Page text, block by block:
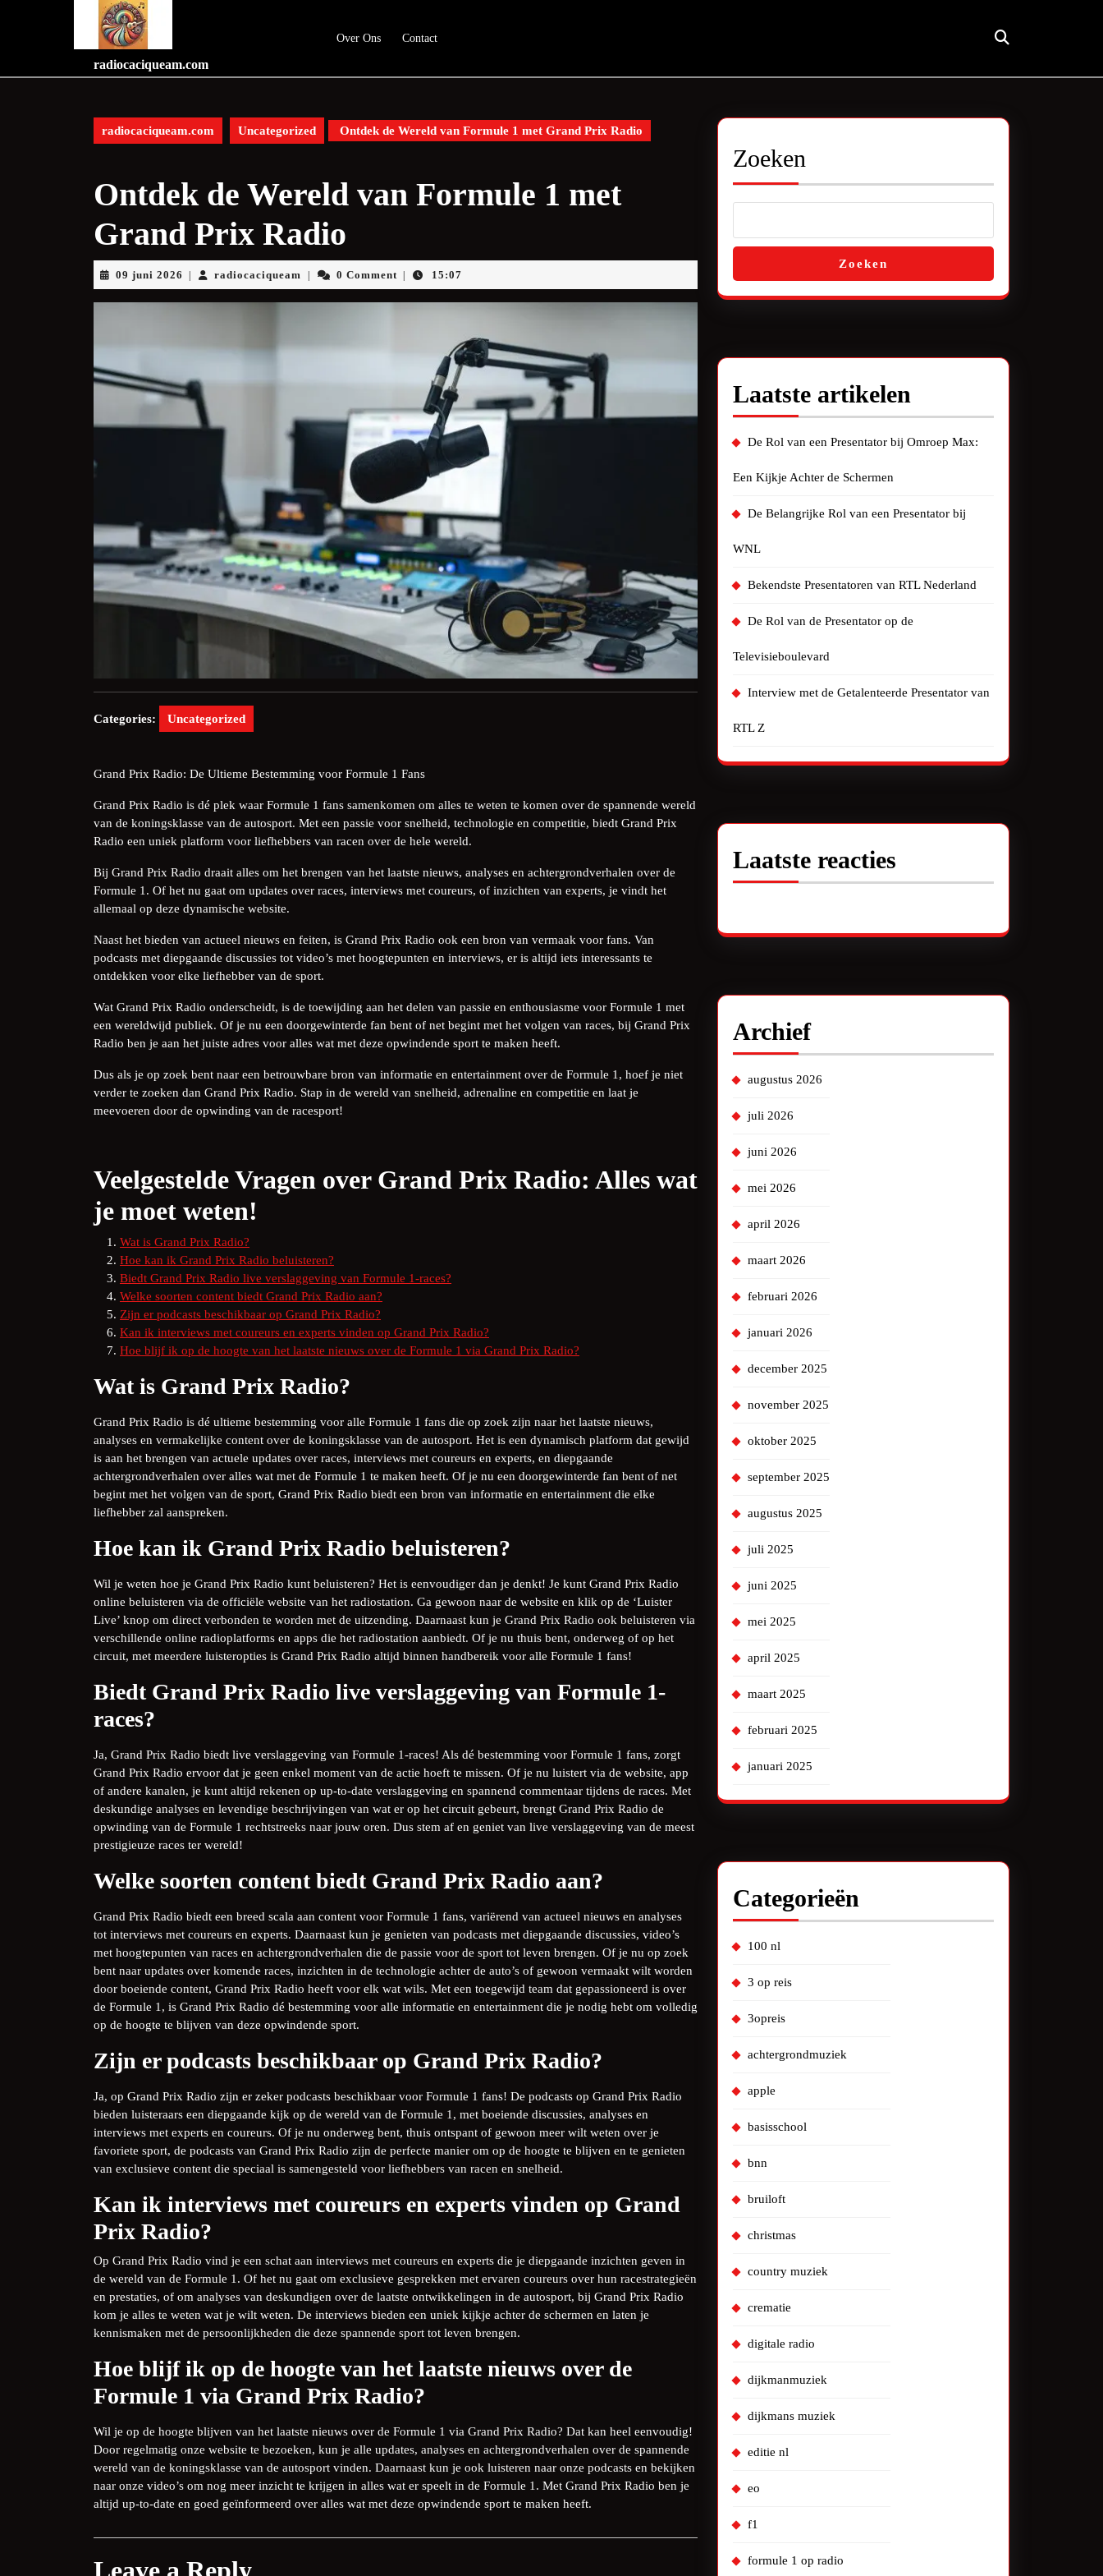
radiocaciqueam.com
Over Ons Contact
radiocaciqueam.com Uncategorized Ontdek de Wereld van Formule 1 met Grand Prix Radio
Ontdek de Wereld van Formule 1 met
Grand Prix Radio
09 juni 2026 09
juni
2026
radiocaciqueam radiocaciqueam
0 Comment 15:07
Categories: Uncategorized
Grand Prix Radio: De Ultieme Bestemming voor Formule 1 Fans
Grand Prix Radio is dé plek waar Formule 1 fans samenkomen om alles te weten te komen over de spannende wereld
van de koningsklasse van de autosport. Met een passie voor snelheid, technologie en competitie, biedt Grand Prix
Radio een uniek platform voor liefhebbers van racen over de hele wereld.
Bij Grand Prix Radio draait alles om het brengen van het laatste nieuws, analyses en achtergrondverhalen over de
Formule 1. Of het nu gaat om updates over races, interviews met coureurs, of inzichten van experts, je vindt het
allemaal op deze dynamische website.
Naast het bieden van actueel nieuws en feiten, is Grand Prix Radio ook een bron van vermaak voor fans. Van
podcasts met diepgaande discussies tot video’s met hoogtepunten en interviews, er is altijd iets interessants te
ontdekken voor elke liefhebber van de sport.
Wat Grand Prix Radio onderscheidt, is de toewijding aan het delen van passie en enthousiasme voor Formule 1 met
een wereldwijd publiek. Of je nu een doorgewinterde fan bent of net begint met het volgen van races, bij Grand Prix
Radio ben je aan het juiste adres voor alles wat met deze opwindende sport te maken heeft.
Dus als je op zoek bent naar een betrouwbare bron van informatie en entertainment over de Formule 1, hoef je niet
verder te zoeken dan Grand Prix Radio. Stap in de wereld van snelheid, adrenaline en competitie en laat je
meevoeren door de opwinding van de racesport!
Veelgestelde Vragen over Grand Prix Radio: Alles wat
je moet weten!
Wat is Grand Prix Radio?
Hoe kan ik Grand Prix Radio beluisteren?
Biedt Grand Prix Radio live verslaggeving van Formule 1-races?
Welke soorten content biedt Grand Prix Radio aan?
Zijn er podcasts beschikbaar op Grand Prix Radio?
Kan ik interviews met coureurs en experts vinden op Grand Prix Radio?
Hoe blijf ik op de hoogte van het laatste nieuws over de Formule 1 via Grand Prix Radio?
Wat is Grand Prix Radio?
Grand Prix Radio is dé ultieme bestemming voor alle Formule 1 fans die op zoek zijn naar het laatste nieuws,
analyses en vermakelijke content over de koningsklasse van de autosport. Het is een dynamisch platform dat gewijd
is aan het brengen van actuele updates over races, interviews met coureurs en experts, en diepgaande
achtergrondverhalen over alles wat met de Formule 1 te maken heeft. Of je nu een doorgewinterde fan bent of net
begint met het volgen van de sport, Grand Prix Radio biedt een bron van informatie en entertainment die elke
liefhebber zal aanspreken.
Hoe kan ik Grand Prix Radio beluisteren?
Wil je weten hoe je Grand Prix Radio kunt beluisteren? Het is eenvoudiger dan je denkt! Je kunt Grand Prix Radio
online beluisteren via de officiële website van het radiostation. Ga gewoon naar de website en klik op de ‘Luister
Live’ knop om direct verbonden te worden met de uitzending. Daarnaast kun je Grand Prix Radio ook beluisteren via
verschillende online radioplatforms en apps die het radiostation aanbiedt. Of je nu thuis bent, onderweg of op het
circuit, met meerdere luisteropties is Grand Prix Radio altijd binnen handbereik voor alle Formule 1 fans!
Biedt Grand Prix Radio live verslaggeving van Formule 1-
races?
Ja, Grand Prix Radio biedt live verslaggeving van Formule 1-races! Als dé bestemming voor Formule 1 fans, zorgt
Grand Prix Radio ervoor dat je geen enkel moment van de actie hoeft te missen. Of je nu luistert via de website, app
of andere kanalen, je kunt altijd rekenen op up-to-date verslaggeving en spannend commentaar tijdens de races. Met
deskundige analyses en levendige beschrijvingen van wat er op het circuit gebeurt, brengt Grand Prix Radio de
opwinding van de Formule 1 rechtstreeks naar jouw oren. Dus stem af en geniet van live verslaggeving van de meest
prestigieuze races ter wereld!
Welke soorten content biedt Grand Prix Radio aan?
Grand Prix Radio biedt een breed scala aan content voor Formule 1 fans, variërend van actueel nieuws en analyses
tot interviews met coureurs en experts. Daarnaast kun je genieten van podcasts met diepgaande discussies, video’s
met hoogtepunten van races en achtergrondverhalen die de passie voor de sport tot leven brengen. Of je nu op zoek
bent naar updates over komende races, inzichten in de technologie achter de auto’s of gewoon vermaakt wilt worden
door boeiende content, Grand Prix Radio heeft voor elk wat wils. Met een toegewijd team dat gepassioneerd is over
de Formule 1, is Grand Prix Radio dé bestemming voor alle informatie en entertainment die je nodig hebt om volledig
op de hoogte te blijven van deze opwindende sport.
Zijn er podcasts beschikbaar op Grand Prix Radio?
Ja, op Grand Prix Radio zijn er zeker podcasts beschikbaar voor Formule 1 fans! De podcasts op Grand Prix Radio
bieden luisteraars een diepgaande kijk op de wereld van de Formule 1, met boeiende discussies, analyses en
interviews met experts en coureurs. Of je nu onderweg bent, thuis ontspant of gewoon meer wilt weten over je
favoriete sport, de podcasts van Grand Prix Radio zijn de perfecte manier om op de hoogte te blijven en te genieten
van exclusieve content die speciaal is samengesteld voor liefhebbers van racen en snelheid.
Kan ik interviews met coureurs en experts vinden op Grand
Prix Radio?
Op Grand Prix Radio vind je een schat aan interviews met coureurs en experts die je diepgaande inzichten geven in
de wereld van de Formule 1. Of het nu gaat om exclusieve gesprekken met ervaren coureurs over hun racestrategieën
en prestaties, of om analyses van deskundigen over de laatste ontwikkelingen in de autosport, bij Grand Prix Radio
kom je alles te weten wat je wilt weten. De interviews bieden een uniek kijkje achter de schermen en laten je
kennismaken met de persoonlijkheden die deze spannende sport tot leven brengen.
Hoe blijf ik op de hoogte van het laatste nieuws over de
Formule 1 via Grand Prix Radio?
Wil je op de hoogte blijven van het laatste nieuws over de Formule 1 via Grand Prix Radio? Dat kan heel eenvoudig!
Door regelmatig onze website te bezoeken, kun je alle updates, analyses en achtergrondverhalen over de spannende
wereld van de koningsklasse van de autosport vinden. Daarnaast kun je ook luisteren naar onze podcasts en bekijken
naar onze video’s om nog meer inzicht te krijgen in alles wat er speelt in de Formule 1. Met Grand Prix Radio ben je
altijd up-to-date en goed geïnformeerd over alles wat met deze opwindende sport te maken heeft.
Zoeken
Zoeken
Laatste artikelen
De Rol van een Presentator bij Omroep Max:
Een Kijkje Achter de Schermen
De Belangrijke Rol van een Presentator bij
WNL
Bekendste Presentatoren van RTL Nederland
De Rol van de Presentator op de
Televisieboulevard
Interview met de Getalenteerde Presentator van
RTL Z
Laatste reacties
Archief
augustus 2026
juli 2026
juni 2026
mei 2026
april 2026
maart 2026
februari 2026
januari 2026
december 2025
november 2025
oktober 2025
september 2025
augustus 2025
juli 2025
juni 2025
mei 2025
april 2025
maart 2025
februari 2025
januari 2025
Categorieën
100 nl
3 op reis
3opreis
achtergrondmuziek
apple
basisschool
bnn
bruiloft
christmas
country muziek
crematie
digitale radio
dijkmanmuziek
dijkmans muziek
editie nl
eo
f1
formule 1 op radio